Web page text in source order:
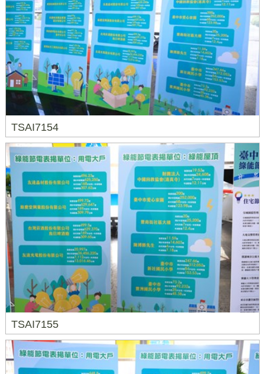
TSAI7154
TSAI7155